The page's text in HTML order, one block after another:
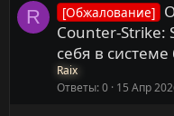
R [Обжалование]
Counter-Strike:
себя в
Raix
Ответы 0 15 Апр